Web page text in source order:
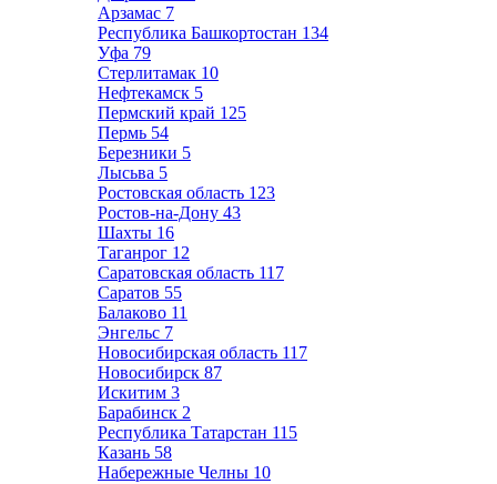
Арзамас 7
Республика Башкортостан 134
Уфа 79
Стерлитамак 10
Нефтекамск 5
Пермский край 125
Пермь 54
Березники 5
Лысьва 5
Ростовская область 123
Ростов-на-Дону 43
Шахты 16
Таганрог 12
Саратовская область 117
Саратов 55
Балаково 11
Энгельс 7
Новосибирская область 117
Новосибирск 87
Искитим 3
Барабинск 2
Республика Татарстан 115
Казань 58
Набережные Челны 10